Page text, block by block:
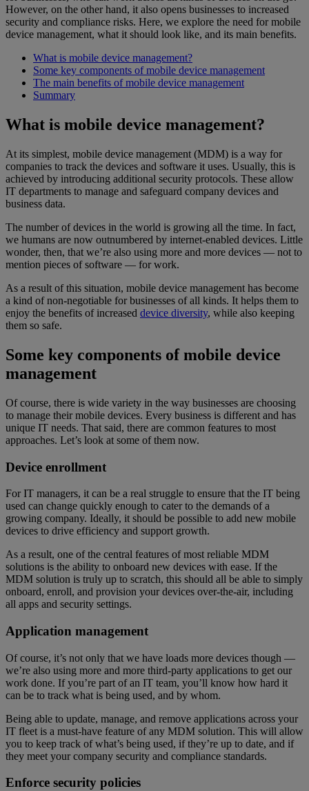
However, on the other hand, it also opens businesses to increased
security and compliance risks. Here, we explore the need for mobile
device management, what it should look like, and its main benefits.
What is mobile device management?
Some key components of mobile device management
The main benefits of mobile device management
Summary
What is mobile device management?
At its simplest, mobile device management (MDM) is a way for
companies to track the devices and software it uses. Usually, this is
achieved by introducing additional security protocols. These allow
IT departments to manage and safeguard company devices and
business data.
The number of devices in the world is growing all the time. In fact,
we humans are now outnumbered by internet-enabled devices. Little
wonder, then, that we’re also using more and more devices — not to
mention pieces of software — for work.
As a result of this situation, mobile device management has become
a kind of non-negotiable for businesses of all kinds. It helps them to
enjoy the benefits of increased device diversity, while also keeping
them so safe.
Some key components of mobile device
management
Of course, there is wide variety in the way businesses are choosing
to manage their mobile devices. Every business is different and has
unique IT needs. That said, there are common features to most
approaches. Let’s look at some of them now.
Device enrollment
For IT managers, it can be a real struggle to ensure that the IT being
used can change quickly enough to cater to the demands of a
growing company. Ideally, it should be possible to add new mobile
devices to drive efficiency and support growth.
As a result, one of the central features of most reliable MDM
solutions is the ability to onboard new devices with ease. If the
MDM solution is truly up to scratch, this should all be able to simply
onboard, enroll, and provision your devices over-the-air, including
all apps and security settings.
Application management
Of course, it’s not only that we have loads more devices though —
we’re also using more and more third-party applications to get our
work done. If you’re part of an IT team, you’ll know how hard it
can be to track what is being used, and by whom.
Being able to update, manage, and remove applications across your
IT fleet is a must-have feature of any MDM solution. This will allow
you to keep track of what’s being used, if they’re up to date, and if
they meet your company security and compliance standards.
Enforce security policies